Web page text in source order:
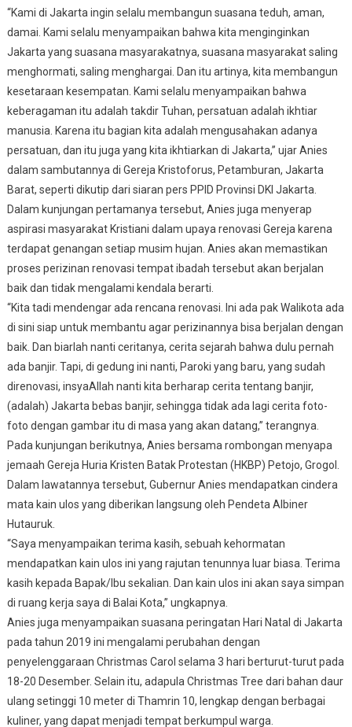
“Kami di Jakarta ingin selalu membangun suasana teduh, aman,
damai. Kami selalu menyampaikan bahwa kita menginginkan
Jakarta yang suasana masyarakatnya, suasana masyarakat saling
menghormati, saling menghargai. Dan itu artinya, kita membangun
kesetaraan kesempatan. Kami selalu menyampaikan bahwa
keberagaman itu adalah takdir Tuhan, persatuan adalah ikhtiar
manusia. Karena itu bagian kita adalah mengusahakan adanya
persatuan, dan itu juga yang kita ikhtiarkan di Jakarta,” ujar Anies
dalam sambutannya di Gereja Kristoforus, Petamburan, Jakarta
Barat, seperti dikutip dari siaran pers PPID Provinsi DKI Jakarta.
Dalam kunjungan pertamanya tersebut, Anies juga menyerap
aspirasi masyarakat Kristiani dalam upaya renovasi Gereja karena
terdapat genangan setiap musim hujan. Anies akan memastikan
proses perizinan renovasi tempat ibadah tersebut akan berjalan
baik dan tidak mengalami kendala berarti.
“Kita tadi mendengar ada rencana renovasi. Ini ada pak Walikota ada
di sini siap untuk membantu agar perizinannya bisa berjalan dengan
baik. Dan biarlah nanti ceritanya, cerita sejarah bahwa dulu pernah
ada banjir. Tapi, di gedung ini nanti, Paroki yang baru, yang sudah
direnovasi, insyaAllah nanti kita berharap cerita tentang banjir,
(adalah) Jakarta bebas banjir, sehingga tidak ada lagi cerita foto-
foto dengan gambar itu di masa yang akan datang,” terangnya.
Pada kunjungan berikutnya, Anies bersama rombongan menyapa
jemaah Gereja Huria Kristen Batak Protestan (HKBP) Petojo, Grogol.
Dalam lawatannya tersebut, Gubernur Anies mendapatkan cindera
mata kain ulos yang diberikan langsung oleh Pendeta Albiner
Hutauruk.
“Saya menyampaikan terima kasih, sebuah kehormatan
mendapatkan kain ulos ini yang rajutan tenunnya luar biasa. Terima
kasih kepada Bapak/Ibu sekalian. Dan kain ulos ini akan saya simpan
di ruang kerja saya di Balai Kota,” ungkapnya.
Anies juga menyampaikan suasana peringatan Hari Natal di Jakarta
pada tahun 2019 ini mengalami perubahan dengan
penyelenggaraan Christmas Carol selama 3 hari berturut-turut pada
18-20 Desember. Selain itu, adapula Christmas Tree dari bahan daur
ulang setinggi 10 meter di Thamrin 10, lengkap dengan berbagai
kuliner, yang dapat menjadi tempat berkumpul warga.